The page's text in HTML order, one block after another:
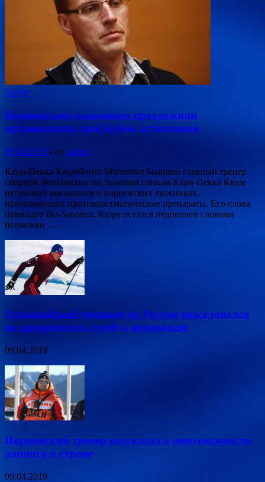
Спорт
Норвежским лыжникам предложили
организовать свой Кубок астматиков
09.04.2019 - от admin
Кари-Пекка КюреФото: Mtvuutiset Бывший главный тренер
сборной Финляндии по лыжным гонкам Кари-Пекка Кюре
негативно высказался о норвежских лыжниках,
принимающих противоастматические препараты. Его слова
приводит Ilta-Sanomat. Кюре остался недоволен словами
норвежки …
Олимпийский чемпион из России пожаловался
на предвзятость судей к норвежцам
09.04.2019
Норвежский тренер рассказал о невозможности
допинга в стране
09.04.2019